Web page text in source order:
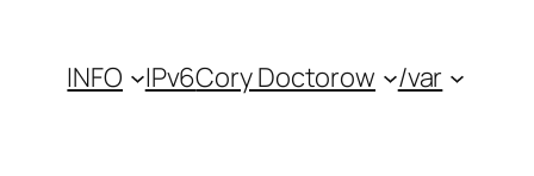
INFO IPv6Cory Doctorow /var